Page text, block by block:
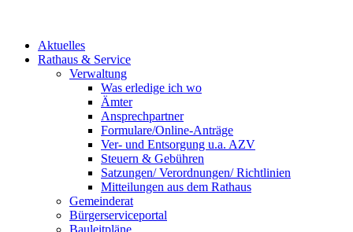
Aktuelles
Rathaus & Service
Verwaltung
Was erledige ich wo
Ämter
Ansprechpartner
Formulare/Online-Anträge
Ver- und Entsorgung u.a. AZV
Steuern & Gebühren
Satzungen/ Verordnungen/ Richtlinien
Mitteilungen aus dem Rathaus
Gemeinderat
Bürgerserviceportal
Bauleitpläne